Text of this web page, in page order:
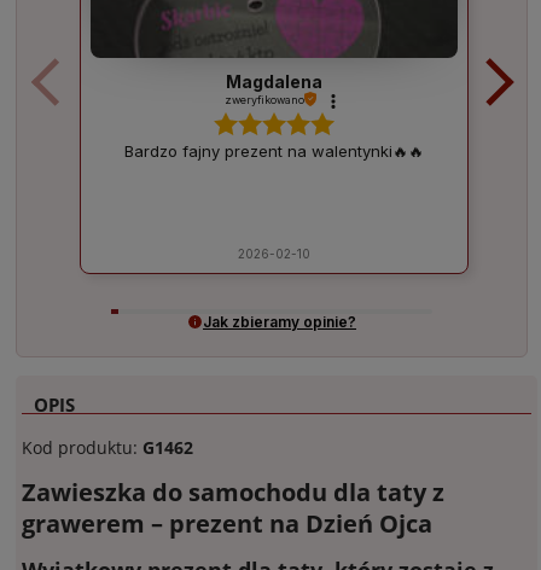
OPIS
Kod produktu: G1462
Zawieszka do samochodu dla taty z
grawerem – prezent na Dzień Ojca
Jak zbieramy opinie?
Magdalena
zweryfikowano
Bardzo fajny prezent na walentynki🔥🔥
2026-02-10